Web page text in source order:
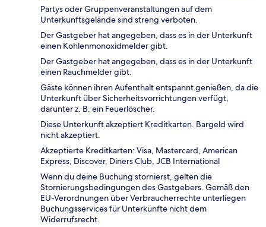
Partys oder Gruppenveranstaltungen auf dem
Unterkunftsgelände sind streng verboten.
Der Gastgeber hat angegeben, dass es in der Unterkunft
einen Kohlenmonoxidmelder gibt.
Der Gastgeber hat angegeben, dass es in der Unterkunft
einen Rauchmelder gibt.
Gäste können ihren Aufenthalt entspannt genießen, da die
Unterkunft über Sicherheitsvorrichtungen verfügt,
darunter z. B. ein Feuerlöscher.
Diese Unterkunft akzeptiert Kreditkarten. Bargeld wird
nicht akzeptiert.
Akzeptierte Kreditkarten: Visa, Mastercard, American
Express, Discover, Diners Club, JCB International
Wenn du deine Buchung stornierst, gelten die
Stornierungsbedingungen des Gastgebers. Gemäß den
EU-Verordnungen über Verbraucherrechte unterliegen
Buchungsservices für Unterkünfte nicht dem
Widerrufsrecht.